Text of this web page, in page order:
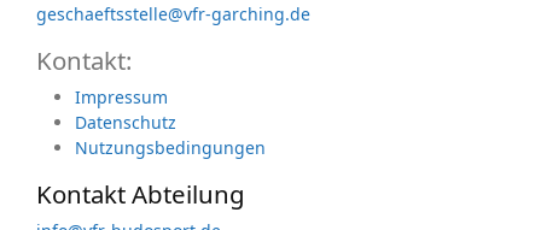
geschaeftsstelle@vfr-garching.de
Kontakt:
Impressum
Datenschutz
Nutzungsbedingungen
Kontakt Abteilung